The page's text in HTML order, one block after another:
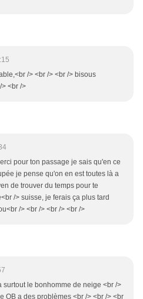
/> <br /> <br /> bisous
<br />
pour ton passage je sais qu'en ce
je pense qu'on en est toutes là a
de trouver du temps pour te
/> suisse, je ferais ça plus tard
/> <br /> <br /> <br />
surtout le bonhomme de neige <br />
OB a des problèmes <br /> <br /> <br